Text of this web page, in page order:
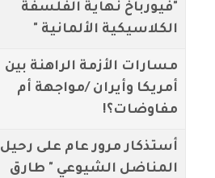
"فيورباخ نهاية الفلسفة
الكلاسيكية الألمانية "
مسارات الأزمة الراهنة بين
أمريكا وأيران /مواجهة أم
مفاوضات؟!
أستذكار مرور عام على رحيل
المناضل الشيوعي " طارق